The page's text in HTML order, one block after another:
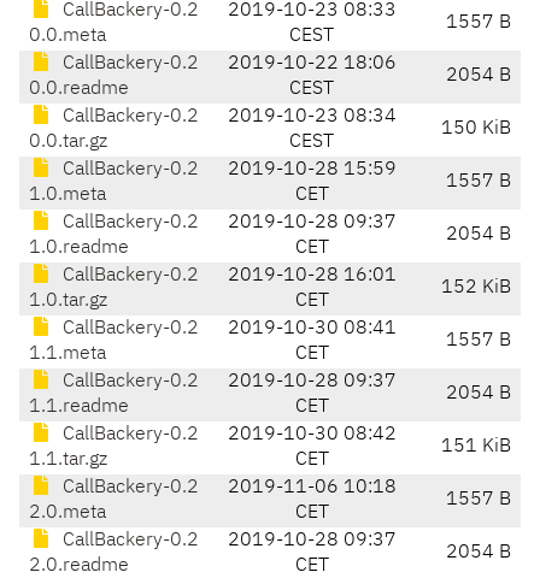
CallBackery-0.2
0.0.meta
2019-10-23 08:33
CEST
1557 B
CallBackery-0.2
0.0.readme
2019-10-22 18:06
CEST
2054 B
CallBackery-0.2
0.0.tar.gz
2019-10-23 08:34
CEST
150 KiB
CallBackery-0.2
1.0.meta
2019-10-28 15:59
CET
1557 B
CallBackery-0.2
1.0.readme
2019-10-28 09:37
CET
2054 B
CallBackery-0.2
1.0.tar.gz
2019-10-28 16:01
CET
152 KiB
CallBackery-0.2
1.1.meta
2019-10-30 08:41
CET
1557 B
CallBackery-0.2
1.1.readme
2019-10-28 09:37
CET
2054 B
CallBackery-0.2
1.1.tar.gz
2019-10-30 08:42
CET
151 KiB
CallBackery-0.2
2.0.meta
2019-11-06 10:18
CET
1557 B
CallBackery-0.2
2.0.readme
2019-10-28 09:37
CET
2054 B